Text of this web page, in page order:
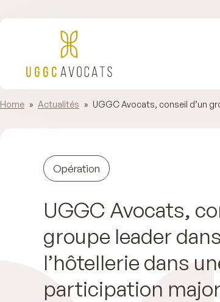
Home » Actualités » UGGC Avocats, conseil d’un
Opération
UGGC Avocats,
groupe leader
l’hôtellerie dans
participation